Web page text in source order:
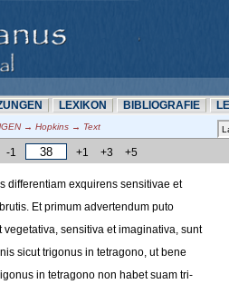
LEXIKON BIBLIOGRAFIE
→ Hopkins → Text
-1 +1 +3 +5
differentiam exquirens sensitivae et
brutis. Et primum advertendum puto
vegetativa, sensitiva et imaginativa, sunt
sicut trigonus in tetragono, ut bene
in tetragono non habet suam tri-